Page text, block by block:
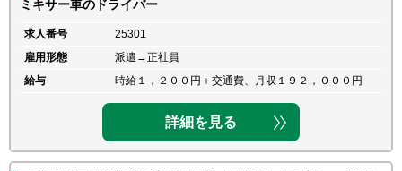
ミキサー車のドライバー
求人番号
25301
雇用形態
派遣→正社員
給与
時給１，２００円＋交通費、月収１９２，０００円
詳細を見る